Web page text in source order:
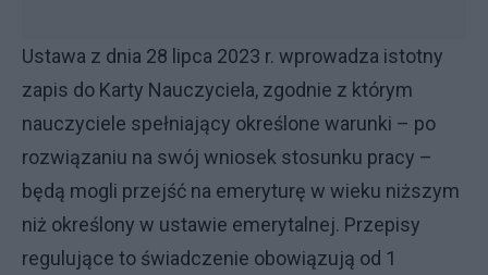
Ustawa z dnia 28 lipca 2023 r. wprowadza istotny
zapis do Karty Nauczyciela, zgodnie z którym
nauczyciele spełniający określone warunki – po
rozwiązaniu na swój wniosek stosunku pracy –
będą mogli przejść na emeryturę w wieku niższym
niż określony w ustawie emerytalnej. Przepisy
regulujące to świadczenie obowiązują od 1